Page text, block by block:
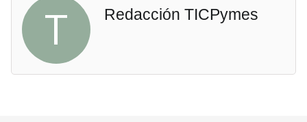
T Redacción TICPymes